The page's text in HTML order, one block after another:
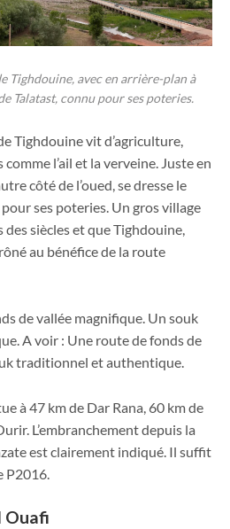
Tighdouine, avec en arrière-plan à
Talatast, connu pour ses poteries.
Tighdouine vit d’agriculture,
l’ail et la verveine. Juste en
côté de l’oued, se dresse le
ses poteries. Un gros village
des siècles et que Tighdouine,
au bénéfice de la route
de vallée magnifique. Un souk
A voir : Une route de fonds de
traditionnel et authentique.
à 47 km de Dar Rana, 60 km de
L’embranchement depuis la
est clairement indiqué. Il suffit
P2016.
Ouafi